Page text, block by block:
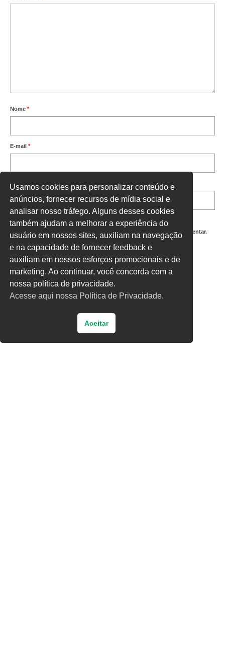
Nome *
E-mail *
Site
Salvar meus dados neste navegador para a próxima vez que eu comentar.
Digite uma resposta em números:
15 + treze =
Usamos cookies para personalizar conteúdo e
anúncios, fornecer recursos de mídia social e
analisar nosso tráfego. Alguns desses cookies
também ajudam a melhorar a experiência do
usuário em nossos sites, auxiliam na navegação
e na capacidade de fornecer feedback e
auxiliam em nossos esforços promocionais e de
marketing. Ao continuar, você concorda com a
nossa política de privacidade.
Acesse aqui nossa Política de Privacidade.
Aceitar